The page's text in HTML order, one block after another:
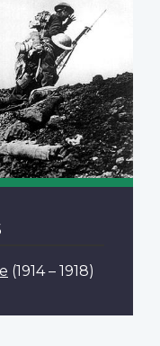
(1914 – 1918)